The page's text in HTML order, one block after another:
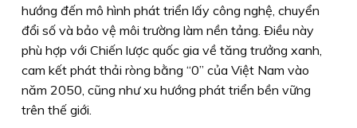
hướng đến mô hình phát triển lấy công nghệ, chuyển
đổi số và bảo vệ môi trường làm nền tảng. Ðiều này
phù hợp với Chiến lược quốc gia về tăng trưởng xanh,
cam kết phát thải ròng bằng “0” của Việt Nam vào
năm 2050, cũng như xu hướng phát triển bền vững
trên thế giới.